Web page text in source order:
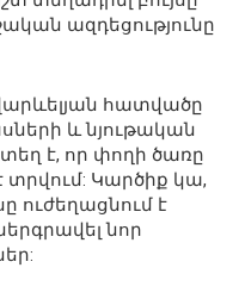
ազդեցությունը
հատվածը
և նյութական
է, որ փողի ծառը
Կարծիք կա,
ուժեղացնում է
նոր